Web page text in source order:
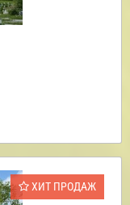
ХИТ ПРОДАЖ